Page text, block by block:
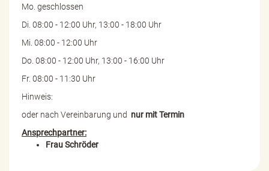
Mo. geschlossen
Di. 08:00 - 12:00 Uhr, 13:00 - 18:00 Uhr
Mi. 08:00 - 12:00 Uhr
Do. 08:00 - 12:00 Uhr, 13:00 - 16:00 Uhr
Fr. 08:00 - 11:30 Uhr
Hinweis:
oder nach Vereinbarung und nur mit Termin
Ansprechpartner:
Frau Schröder